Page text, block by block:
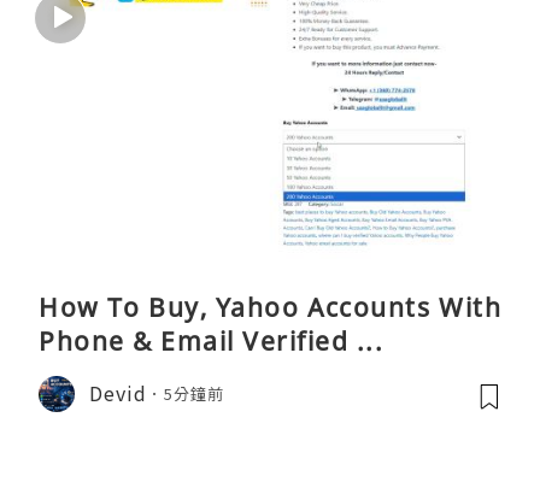
How To Buy, Yahoo Accounts With
Phone & Email Verified ...
Devid 5分鐘前